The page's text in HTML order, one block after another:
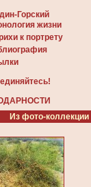
Горский
жизни
к портрету
Из фото-коллекции